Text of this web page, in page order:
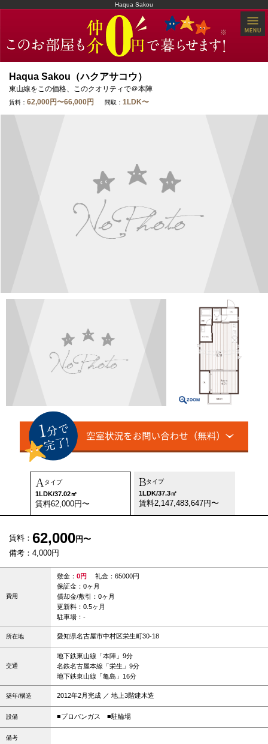
Haqua Sakou
Haqua Sakou（ハクアサコウ）
東山線をこの価格、このクオリティで＠本陣
賃料： 62,000円〜66,000円 間取： 1LDK〜
A タイプ
1LDK/37.02㎡
賃料62,000円〜
Bタイプ
1LDK/37.3㎡
賃料2,147,483,647円〜
賃料： 62,000円〜
備考：4,000円
費用
敷金： 0円
礼金：65000円
保証金：0ヶ月
償却金/敷引：0ヶ月
更新料：0.5ヶ月
駐車場：-
所在地 愛知県名古屋市中村区栄生町30-18
交通
地下鉄東山線「本陣」9分
名鉄名古屋本線「栄生」9分
地下鉄東山線「亀島」16分
築年/構造 2012年2月完成 ／ 地上3階建木造
設備 ■プロパンガス ■駐輪場
備考